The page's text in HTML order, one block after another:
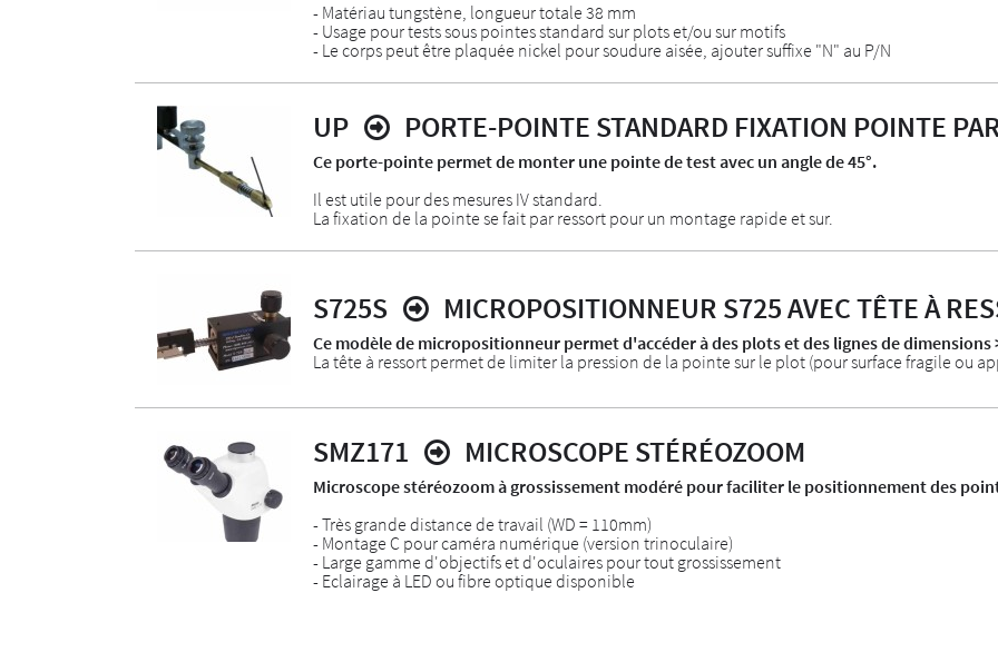
- Matériau tungstène, longueur totale 38 mm
- Usage pour tests sous pointes standard sur plots et/ou sur motifs
- Le corps peut être plaquée nickel pour soudure aisée, ajouter suffixe "N" au P/N
UP PORTE-POINTE STANDARD FIXATION POINTE
Ce porte-pointe permet de monter une pointe de test avec un angle de 45°.
Il est utile pour des mesures IV standard.
La fixation de la pointe se fait par ressort pour un montage rapide et sur.
S725S MICROPOSITIONNEUR S725 AVEC TÊTE À
Ce modèle de micropositionneur permet d'accéder à des plots et des lignes de dimensions
La tête à ressort permet de limiter la pression de la pointe sur le plot (pour surface fragile ou
SMZ171 MICROSCOPE STÉRÉOZOOM
Microscope stéréozoom à grossissement modéré pour faciliter le positionnement des
- Très grande distance de travail (WD = 110mm)
- Montage C pour caméra numérique (version trinoculaire)
- Large gamme d'objectifs et d'oculaires pour tout grossissement
- Eclairage à LED ou fibre optique disponible